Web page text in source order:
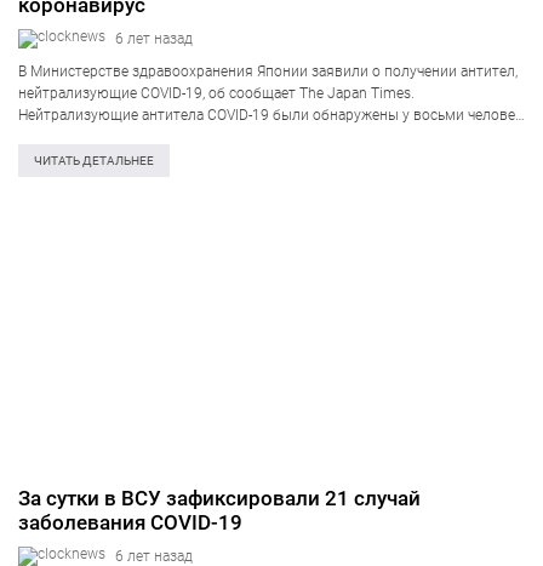
коронавирус
6 лет назад
В Министерстве здравоохранения Японии заявили о получении антител,
нейтрализующие COVID-19, об сообщает The Japan Times.
Нейтрализующие антитела COVID-19 были обнаружены у восьми человек
антитела нейтрализующие коронавирнус, что делает их не
ЧИТАТЬ ДЕТАЛЬНЕЕ
За сутки в ВСУ зафиксировали 21 случай
заболевания COVID-19
6 лет назад